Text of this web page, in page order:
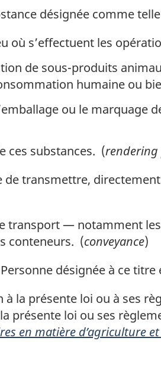
désignée comme
où s’effectuent les
de sous-produits
humaine ou
ou le marquage
ces substances. (
transmettre,
transport — notamment
conteneurs. (conveyance)
désignée à ce titre
à la présente loi ou à ses
présente loi ou ses
en matière d’agriculture